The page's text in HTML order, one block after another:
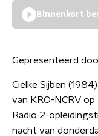
Binnenkort
Gepresenteerd
Cielke Sijben
van KRO-NCRV
Radio 2-
nacht van